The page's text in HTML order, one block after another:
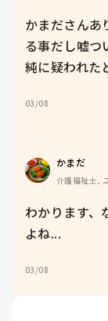
かまださんあ
る事だし嘘つ
純に疑われた
03/08
かまだ
介護福祉士,
わかります、
よね...
03/08